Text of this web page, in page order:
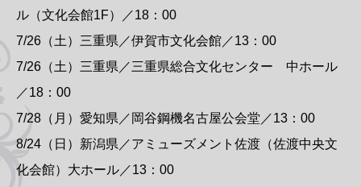
ル（文化会館1F）／18：00
7/26（土）三重県／伊賀市文化会館／13：00
7/26（土）三重県／三重県総合文化センター 中ホール
／18：00
7/28（月）愛知県／岡谷鋼機名古屋公会堂／13：00
8/24（日）新潟県／アミューズメント佐渡（佐渡中央文
化会館）大ホール／13：00